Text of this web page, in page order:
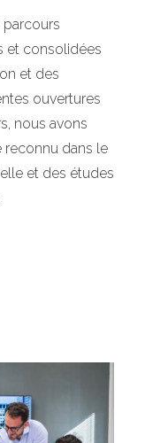
et consolidées
et des
ouvertures
nous avons
reconnu dans le
et des études